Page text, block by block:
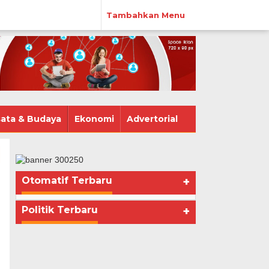
Tambahkan Menu
& Budaya Ekonomi Advertorial
Otomatif Terbaru +
Politik Terbaru +